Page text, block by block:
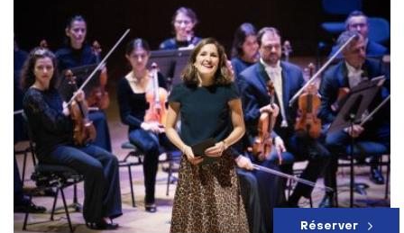
Réserver